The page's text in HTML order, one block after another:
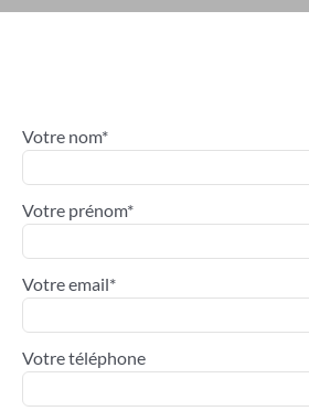
Votre nom*
Votre prénom*
Votre email*
Votre téléphone